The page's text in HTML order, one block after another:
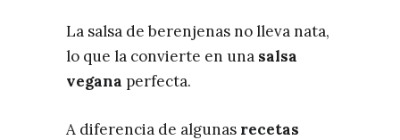
La salsa de berenjenas no lleva nata,
lo que la convierte en una salsa
vegana perfecta.
A diferencia de algunas recetas